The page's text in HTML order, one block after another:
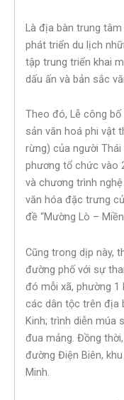
Là địa bàn trung
phát triển du lịch
tập trung triển khai
dấu ấn và bản sắc
Theo đó, Lễ công
sản văn hoá phi vật
rừng) của người
phương tổ chức vào
và chương trình
văn hóa đặc trưng
đề “Mường Lò –
Cũng trong dịp này,
đường phố với sự
đó mỗi xã, phường 1
các dân tộc trên địa
Kinh; trình diễn múa
đua mảng. Đồng
đường Điện Biên,
Minh.